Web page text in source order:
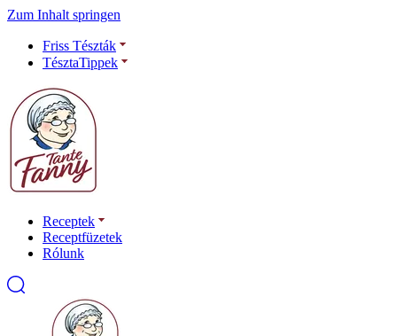
Zum Inhalt springen
Friss Tészták
TésztaTippek
Receptek
Receptfüzetek
Rólunk